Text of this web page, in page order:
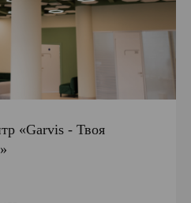
«Garvis - Твоя